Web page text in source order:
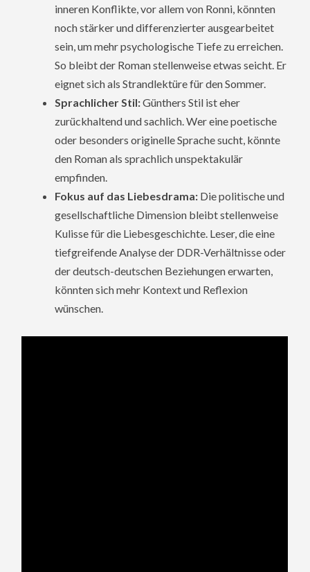
inneren Konflikte, vor allem von Ronni, könnten
noch stärker und differenzierter ausgearbeitet
sein, um mehr psychologische Tiefe zu erreichen.
So bleibt der Roman stellenweise etwas seicht. Er
eignet sich als Strandlektüre für den Sommer.
Sprachlicher Stil:Günthers Stil ist eher
zurückhaltend und sachlich. Wer eine poetische
oder besonders originelle Sprache sucht, könnte
den Roman als sprachlich unspektakulär
empfinden.
Fokus auf das Liebesdrama: Die politische und
gesellschaftliche Dimension bleibt stellenweise
Kulisse für die Liebesgeschichte. Leser, die eine
tiefgreifende Analyse der DDR-Verhältnisse oder
der deutsch-deutschen Beziehungen erwarten,
könnten sich mehr Kontext und Reflexion
wünschen.